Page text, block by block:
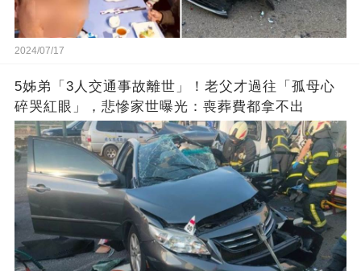
2024/07/17
5姊弟「3人交通事故離世」！老父才過往「孤母心
碎哭紅眼」，悲慘家世曝光：喪葬費都拿不出